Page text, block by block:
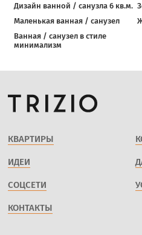
Дизайн ванной / санузла 6 кв.м.
Маленькая ванная / санузел
Ванная / санузел в стиле
минимализм
КВАРТИРЫ
ИДЕИ
СОЦСЕТИ
КОНТАКТЫ